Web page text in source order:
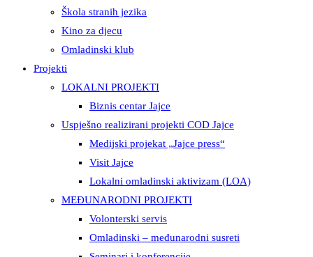
Škola stranih jezika
Kino za djecu
Omladinski klub
Projekti
LOKALNI PROJEKTI
Biznis centar Jajce
Uspješno realizirani projekti COD Jajce
Medijski projekat „Jajce press“
Visit Jajce
Lokalni omladinski aktivizam (LOA)
MEĐUNARODNI PROJEKTI
Volonterski servis
Omladinski – međunarodni susreti